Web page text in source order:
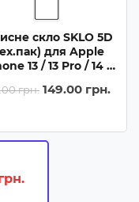
скло SKLO 5D
для Apple
13 / 13 Pro / 14 /
Біла підкладка
грн. 149.00 грн.